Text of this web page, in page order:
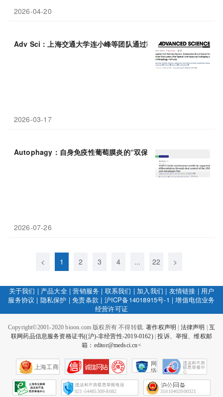
2026-04-20
Adv Sci：上海交通大学连小峰等团队通过靶向H₂S递送纳米系统
2026-03-17
Autophagy：自身免疫性葡萄膜炎的“双保险”调控：中南大学许
2026-07-26
< 1 2 3 4 ... 22 >
关于我们 | 产品大全|营销服务 | 联系我们 | 加入我们 | 友情链接 | 用户
服务协议 | 隐私保护 |免责条款 | 沪ICP备14018915号-1 |增值电信业务
经营许可证
Copyright©2001-2020 bioon.com 版权所有 不得转载.著作权声明 法律声明
互
联网药品信息服务资格证书((沪)-非经营性-2019-0162)|投诉、举报、维权邮
箱：editor@medsci.cn<
上海工商
网
络
会
征
021-54485309-8082 31010402000321